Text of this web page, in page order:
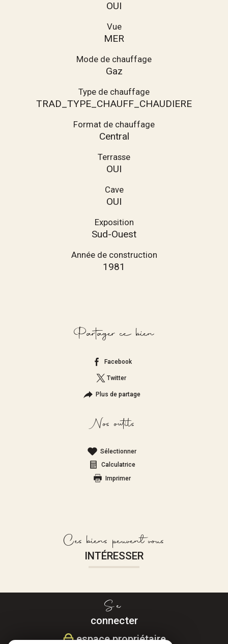
OUI
Vue
MER
Mode de chauffage
Gaz
Type de chauffage
TRAD_TYPE_CHAUFF_CHAUDIERE
Format de chauffage
Central
Terrasse
OUI
Cave
OUI
Exposition
Sud-Ouest
Année de construction
1981
Partager ce bien
Facebook
Twitter
Plus de partage
Nos outils
Sélectionner
Calculatrice
Imprimer
Ces biens peuvent vous
INTÉRESSER
Se
connecter
espace propriétaire